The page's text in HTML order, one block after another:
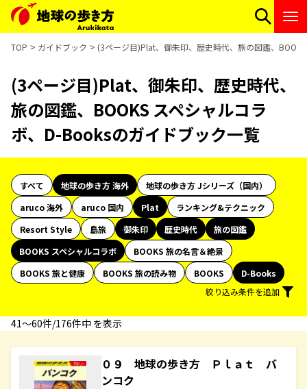
TOP ガイドブック (3ページ目)Plat、御朱印、歴史時代、旅の図鑑、
(3ページ目)Plat、御朱印、歴史時代、
旅の図鑑、BOOKS スペシャルコラ
ボ、D-Booksのガイドブック一覧
すべて 地球の歩き方 海外
地球の歩き方 Jシリーズ（国内）
aruco 海外
aruco 国内 Plat
ランキング&テクニック
Resort Style
島旅 御朱印 歴史時代
旅の図鑑
BOOKS スペシャルコラボ
BOOKS 旅の名言＆絶景
BOOKS 旅と健康
BOOKS 旅の読み物 BOOKS
D-Books
絞り込み条件を追加
41〜60件/176件中 を表示
０９ 地球の歩き方 Ｐｌａｔ バ
ンコク